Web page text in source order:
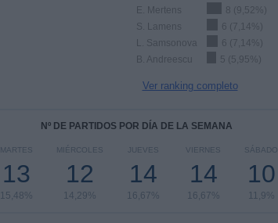
E. Mertens
8 (9,52%)
S. Lamens
6 (7,14%)
L. Samsonova
6 (7,14%)
B. Andreescu
5 (5,95%)
Ver ranking completo
Nº DE PARTIDOS POR DÍA DE LA SEMANA
MARTES
13
15,48%
MIÉRCOLES
12
14,29%
JUEVES
14
16,67%
VIERNES
14
16,67%
SÁBADO
10
11,9%